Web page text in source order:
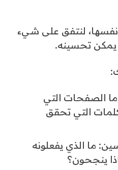
لنتفق على شيء
يمكن تحسينه.
الصفحات التي
التي تحقق
ما الذي يفعلونه
ينجحون؟